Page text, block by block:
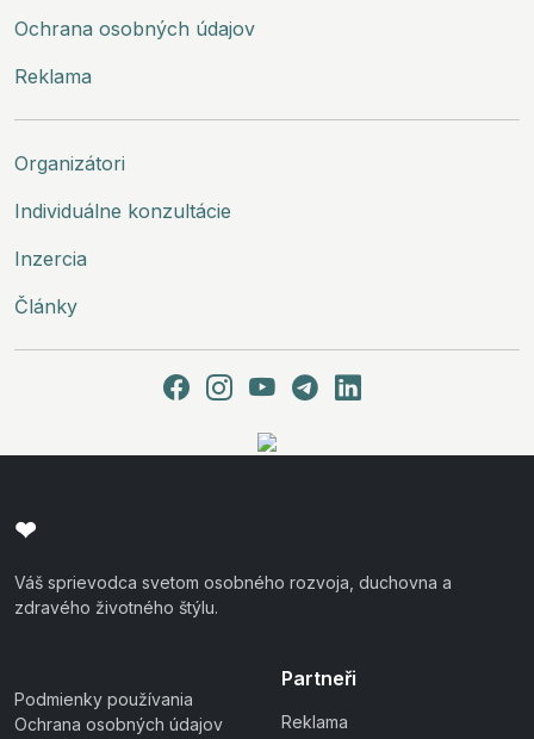
Ochrana osobných údajov
Reklama
Organizátori
Individuálne konzultácie
Inzercia
Články
❤
Váš sprievodca svetom osobného rozvoja, duchovna a
zdravého životného štýlu.
Podmienky používania
Ochrana osobných údajov
Partneři
Reklama